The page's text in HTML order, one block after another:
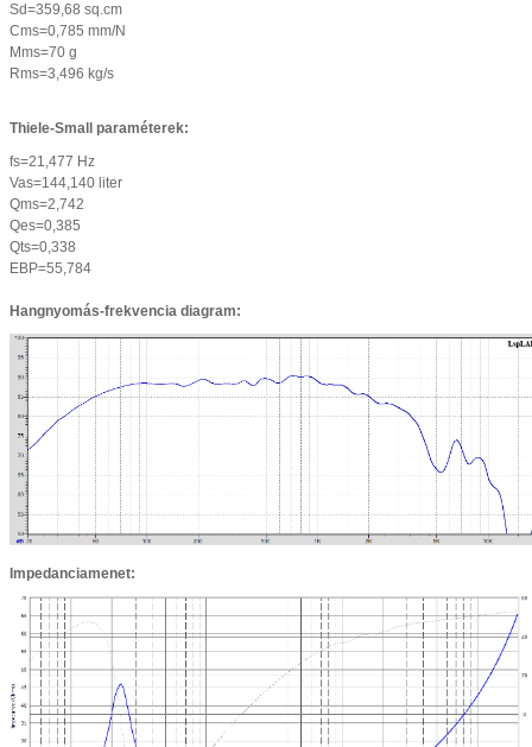
Sd=359,68 sq.cm
Cms=0,785 mm/N
Mms=70 g
Rms=3,496 kg/s
Thiele-Small paraméterek:
fs=21,477 Hz
Vas=144,140 liter
Qms=2,742
Qes=0,385
Qts=0,338
EBP=55,784
Hangnyomás-frekvencia diagram:
Impedanciamenet: